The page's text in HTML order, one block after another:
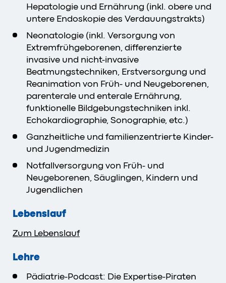
Hepatologie und Ernährung (inkl. obere und
untere Endoskopie des Verdauungstrakts)
Neonatologie (inkl. Versorgung von
Extremfrühgeborenen, differenzierte
invasive und nicht-invasive
Beatmungstechniken, Erstversorgung und
Reanimation von Früh- und Neugeborenen,
parenterale und enterale Ernährung,
funktionelle Bildgebungstechniken inkl.
Echokardiographie, Sonographie, etc.)
Ganzheitliche und familienzentrierte Kinder-
und Jugendmedizin
Notfallversorgung von Früh- und
Neugeborenen, Säuglingen, Kindern und
Jugendlichen
Lebenslauf
Zum Lebenslauf
Lehre
Pädiatrie-Podcast: Die Expertise-Piraten